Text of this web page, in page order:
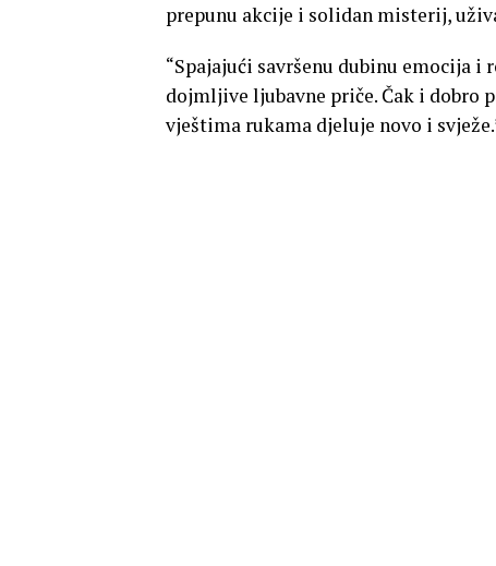
prepunu akcije i solidan misterij,
“Spajajući savršenu dubinu emocija
dojmljive ljubavne priče. Čak i
vještima rukama djeluje novo i